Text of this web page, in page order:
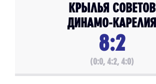
КРЫЛЬЯ СОВЕТОВ
ДИНАМО-КАРЕЛИЯ
8:2
(0:0, 4:2, 4:0)